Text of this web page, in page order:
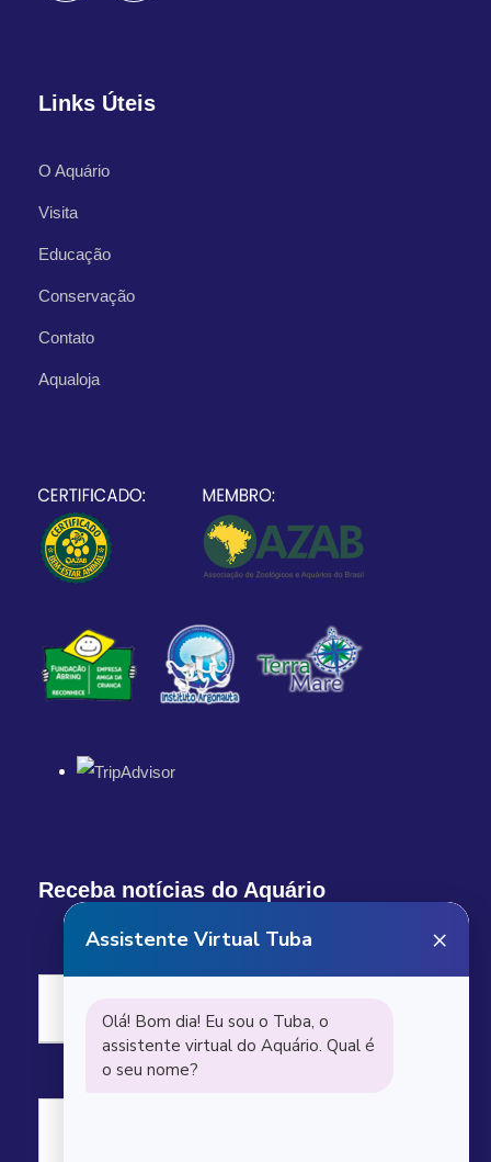
Links Úteis
O Aquário
Visita
Educação
Conservação
Contato
Aqualoja
Receba notícias do Aquário